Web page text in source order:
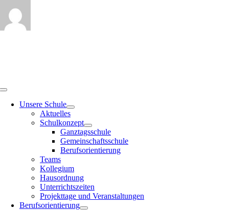
Zum
Inhalt
springen
Toggle
NavigationUnsere Schule
Aktuelles
Schulkonzept
Ganztagsschule
Gemeinschaftsschule
Berufsorientierung
Teams
Kollegium
Hausordnung
Unterrichtszeiten
Projekttage und Veranstaltungen
Berufsorientierung